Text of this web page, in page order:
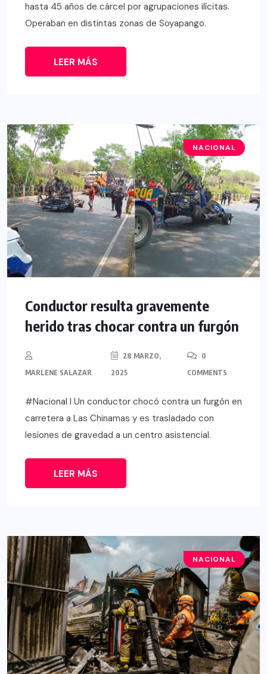
hasta 45 años de cárcel por agrupaciones ilícitas.
Operaban en distintas zonas de Soyapango.
LEER MÁS
NACIONAL
Conductor resulta gravemente
herido tras chocar contra un furgón
MARLENE SALAZAR
28 MARZO,
2025
0
COMMENTS
#Nacional l Un conductor chocó contra un furgón en
carretera a Las Chinamas y es trasladado con
lesiones de gravedad a un centro asistencial.
LEER MÁS
NACIONAL